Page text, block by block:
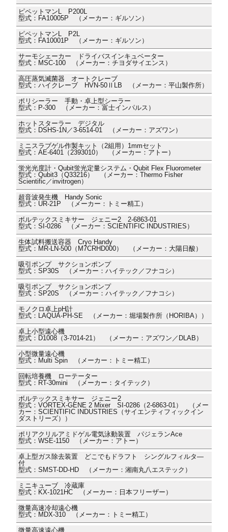
ピペットマンL P200L
型式：FA10005P （メーカー：ギルソン）
ピペットマンL P2L
型式：FA10001P （メーカー：ギルソン）
サーモシェーカー ドライバスインキュベーター
型式：MSC-100 （メーカー：チヨダサイエンス）
高圧蒸気滅菌器 オートクレーブ
型式：ハイクレーブ HVN-50ⅡLB （メーカー：平山製作所）
ポリシーラー 手動・卓上型シーラー
型式：P-300 （メーカー：富士インパルス）
ホットスターラー デジタル
型式：DSHS-1N／3-6514-01 （メーカー：アズワン）
ミニスラブゲル作製キット（2組用）1mmセット
型式：AE-6401（2393010） （メーカー：アトー）
蛍光光度計・Qubit蛍光定量システム・Qubit Flex Fluorometer
型式：Qubit3（Q33216） （メーカー：Thermo Fisher
Scientific／invitrogen）
超音波発生機 Handy Sonic
型式：UR-21P （メーカー：トミー精工）
ボルテックスミキサー ジェニー2 2-6863-01
型式：SI-0286 （メーカー：SCIENTIFIC INDUSTRIES）
生体試料搬送容器 Cryo Handy
型式：MR-LN-500（M7CRHD000） （メーカー：大陽日酸）
吸引ポンプ サクションポンプ
型式：SP30S （メーカー：ハイテック／フナコシ）
吸引ポンプ サクションポンプ
型式：SP20S （メーカー：ハイテック／フナコシ）
モノクロ卓上pH計
型式：LAQUA-PH-SE （メーカー：堀場製作所（HORIBA））
卓上小型遠心機
型式：D1008（3-7014-21） （メーカー：アズワン／DLAB）
小型微量遠心機
型式：Multi Spin （メーカー：トミー精工）
回転培養機 ローテーター
型式：RT-30mini （メーカー：タイテック）
ボルテックスミキサー ジェニー2
型式：VORTEX-GENE 2 Mixer SI-0286（2-6863-01） （メー
カー：SCIENTIFIC INDUSTRIES（サイエンティフィックイン
ダストリーズ））
ポリアクリルアミドゲル電気泳動装置 パジェランAce
型式：WSE-1150 （メーカー：アトー）
卓上型ガス除去装置 どこでもドラフト シングルフィルタ―
付
型式：SMST-DD-HD （メーカー：湘南丸八エステック）
ミニキューブ 冷蔵庫
型式：KX-1021HC （メーカー：日本フリーザー）
微量高速冷却遠心機
型式：MDX-310 （メーカー：トミー精工）
微量高速遠心機